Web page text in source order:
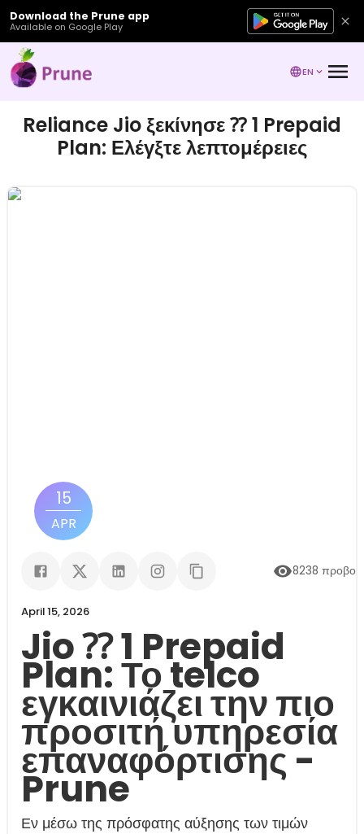
Download the Prune app
Available on Google Play
EN
Reliance Jio ξεκίνησε ⁇ 1 Prepaid
Plan: Ελέγξτε λεπτομέρειες
15
APR
8238
April 15, 2026
Jio ⁇ 1 Prepaid
Plan: Το telco
εγκαινιάζει την πιο
προσιτή υπηρεσία
επαναφόρτισης -
Prune
Εν μέσω της πρόσφατης αύξησης των τιμών